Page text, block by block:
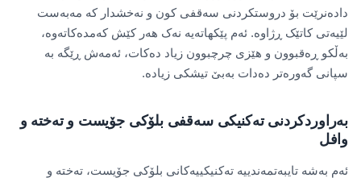
دادەنرێت بۆ دروستکردنی سەقفی کون و نەخشدار کە مەبەست
لێیەتی کاتێک ڕژاوە. ئەم پێکهاتەیە نەک هەر کێش کەمدەکاتەوە،
بەڵکو ڕەقبوون و هێزی چرچبوون زیاد دەکات، ئەمەش ڕێگە بە
سپانی گەورەتر دەدات بەبێ تیشکی زیادە.
بەراوردکردنی تەکنیکی سەقفی بلۆکی جۆیست و تەختە و
وافل
ئەم بەشە تایبەتمەندییە تەکنیکییەکانی بلۆکی جۆیست، تەختە و